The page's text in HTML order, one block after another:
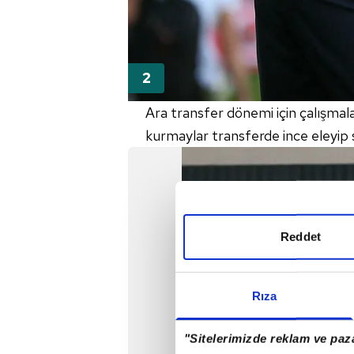
Rıza
"Sitelerimizde reklam ve
Reddet
Ara transfer dönemi için
kurmaylar transferde ince eleyip